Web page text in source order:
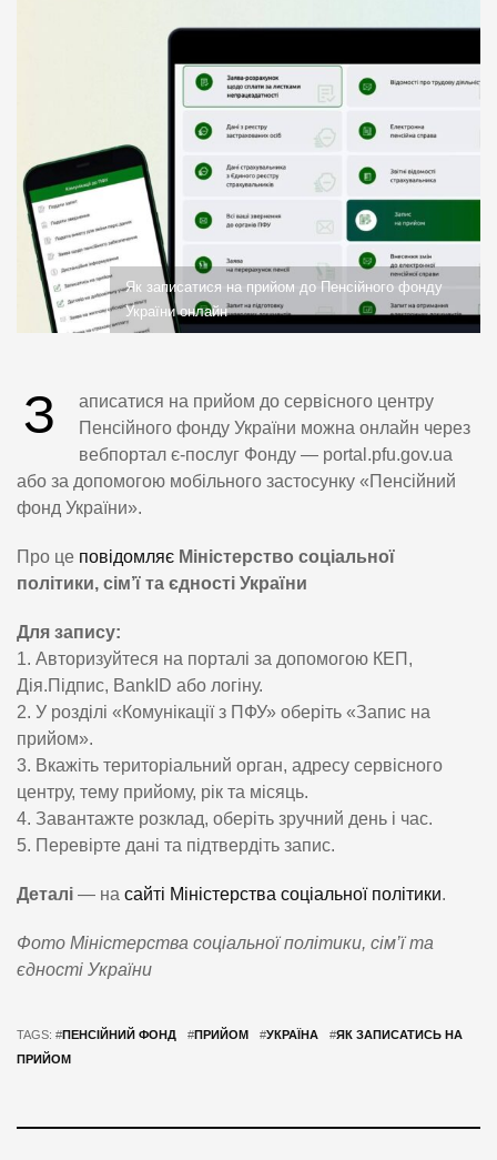
Як записатися на прийом до Пенсійного фонду
України онлайн
З
аписатися на прийом до сервісного центру
Пенсійного фонду України можна онлайн через
вебпортал є-послуг Фонду — portal.pfu.gov.ua
або за допомогою мобільного застосунку «Пенсійний
фонд України».
Про це повідомляє Міністерство соціальної
політики, сім’ї та єдності України
Для запису:
1. Авторизуйтеся на порталі за допомогою КЕП,
Дія.Підпис, BankID або логіну.
2. У розділі «Комунікації з ПФУ» оберіть «Запис на
прийом».
3. Вкажіть територіальний орган, адресу сервісного
центру, тему прийому, рік та місяць.
4. Завантажте розклад, оберіть зручний день і час.
5. Перевірте дані та підтвердіть запис.
Деталі — на сайті Міністерства соціальної політики.
Фото Міністерства соціальної політики, сім’ї та
єдності України
TAGS: #ПЕНСІЙНИЙ ФОНД #ПРИЙОМ #УКРАЇНА #ЯК ЗАПИСАТИСЬ НА
ПРИЙОМ